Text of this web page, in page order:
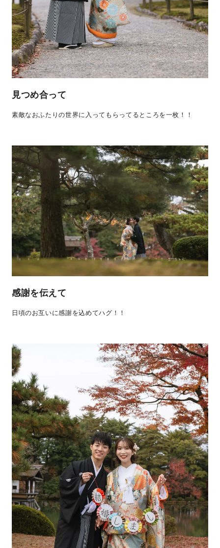
見つめ合って
素敵なおふたりの世界に入ってもらってるところを一枚！！
感謝を伝えて
日頃のお互いに感謝を込めてハグ！！